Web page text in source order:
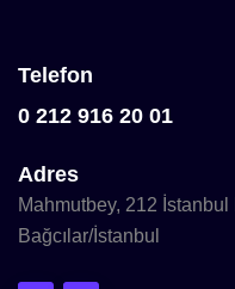
Telefon
0 212 916 20 01
Adres
Mahmutbey, 212
Bağcılar/İstanbul